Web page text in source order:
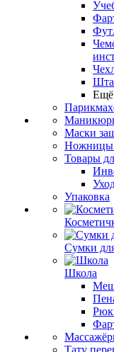
Маски
Ножницы
Товары
Упаковка
Сумки
Школа
Тату